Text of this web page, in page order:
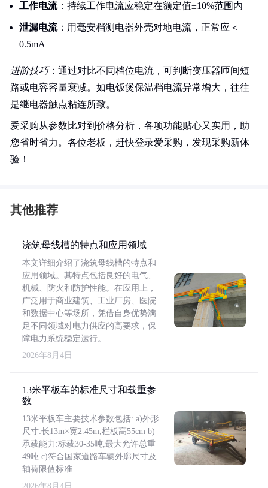
工作电流：持续工作电流应稳定在额定值±10%范围内
泄漏电流：用毫安档测电器外壳对地电流，正常应＜
0.5mA
进阶技巧：通过对比不同档位电流，可判断变压器匝间短
路或电容容量衰减。如电饭煲保温档电流异常增大，往往
是继电器触点粘连所致。
爱采购从参数比对到价格分析，各项功能贴心又实用，助
您省时省力。各位老板，赶快登录爱采购，发现采购新体
验！
其他推荐
浇筑母线槽的特点和应用领域
本文详细介绍了浇筑母线槽的特点和
应用领域。其特点包括良好的电气、
机械、防火和防护性能。在应用上，
广泛用于商业建筑、工业厂房、医院
和数据中心等场所，凭借自身优势满
足不同领域对电力供应的高要求，保
障电力系统稳定运行。
2026年8月4日
13米平板车的标准尺寸和载重参
数
13米平板车主要技术参数包括: a)外形
尺寸:长13m×宽2.45m,栏板高55cm b)
承载能力:标载30-35吨,最大允许总重
49吨 c)符合国家道路车辆外廓尺寸及
轴荷限值标准
2026年8月4日